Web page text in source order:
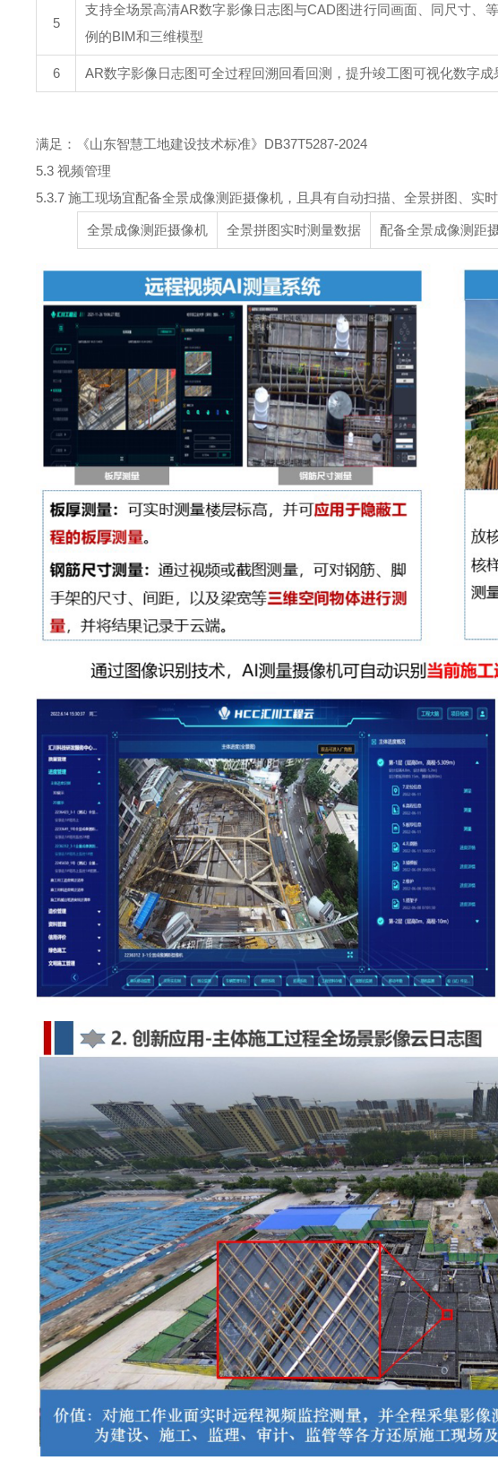
5
支持全场景高清AR数字影像日志图与CAD图进行同画面、同尺寸、
例的BIM和三维模型
6 AR数字影像日志图可全过程回溯回看回测，提升竣工图可视化数字
满足：《山东智慧工地建设技术标准》DB37T5287-2024
5.3 视频管理
5.3.7 施工现场宜配备全景成像测距摄像机，且具有自动扫描、全景拼图、实时
全景成像测距摄像机 全景拼图实时测量数据 配备全景成像测距